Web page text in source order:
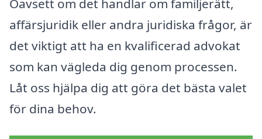
Oavsett om det handlar om familjerätt,
affärsjuridik eller andra juridiska frågor, är
det viktigt att ha en kvalificerad advokat
som kan vägleda dig genom processen.
Låt oss hjälpa dig att göra det bästa valet
för dina behov.